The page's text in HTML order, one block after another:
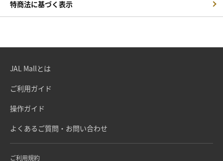
特商法に基づく表示
JAL Mallとは
ご利用ガイド
操作ガイド
よくあるご質問・お問い合わせ
ご利用規約